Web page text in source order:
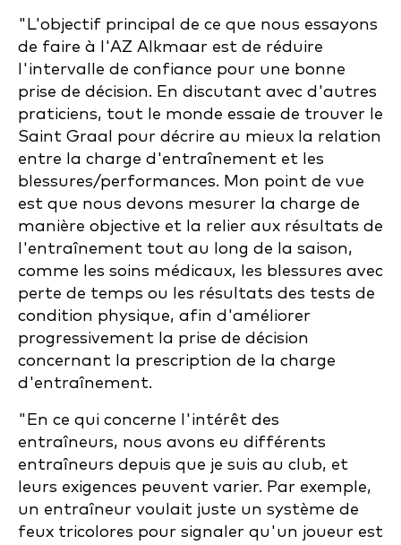
"L'objectif principal de ce que nous essayons
de faire à l'AZ Alkmaar est de réduire
l'intervalle de confiance pour une bonne
prise de décision. En discutant avec d'autres
praticiens, tout le monde essaie de trouver le
Saint Graal pour décrire au mieux la relation
entre la charge d'entraînement et les
blessures/performances. Mon point de vue
est que nous devons mesurer la charge de
manière objective et la relier aux résultats de
l'entraînement tout au long de la saison,
comme les soins médicaux, les blessures avec
perte de temps ou les résultats des tests de
condition physique, afin d'améliorer
progressivement la prise de décision
concernant la prescription de la charge
d'entraînement.
"En ce qui concerne l'intérêt des
entraîneurs, nous avons eu différents
entraîneurs depuis que je suis au club, et
leurs exigences peuvent varier. Par exemple,
un entraîneur voulait juste un système de
feux tricolores pour signaler qu'un joueur est